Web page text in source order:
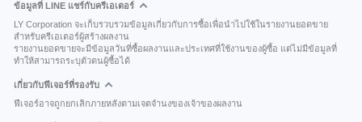
ข้อมูลที่ LINE แชร์กับครีเอเตอร์
LY Corporation จะเก็บรวบรวมข้อมูลเกี่ยวกับการซื้อเพื่อนำไปใช้ในรายงานยอดขาย
สำหรับครีเอเตอร์ผู้สร้างผลงาน
รายงานยอดขายจะมีข้อมูลวันที่ซื้อผลงานและประเทศที่ใช้งานของผู้ซื้อ แต่ไม่มีข้อมูลที่
ทำให้สามารถระบุตัวตนผู้ซื้อได้
เกี่ยวกับฟีเจอร์ที่รองรับ
ฟีเจอร์อาจถูกยกเลิกภายหลังตามเจตจำนงของเจ้าของผลงาน